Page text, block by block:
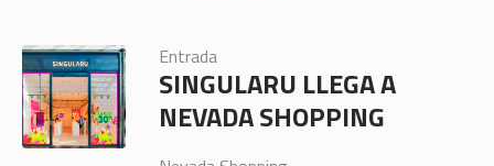
Entrada
SINGULARU LLEGA A
NEVADA SHOPPING